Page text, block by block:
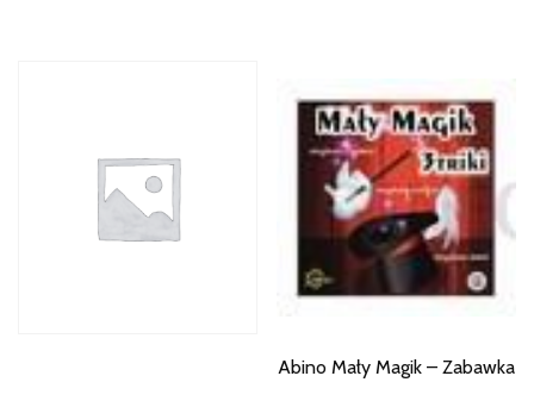
Abino Mały Magik – Zabawka